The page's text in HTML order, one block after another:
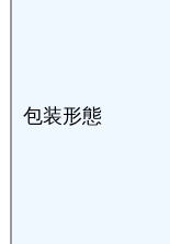
包装形態